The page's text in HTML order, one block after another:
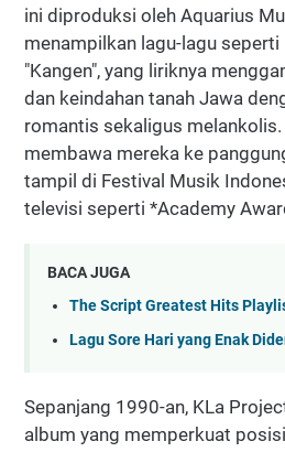
ini diproduksi oleh Aquarius
menampilkan lagu-lagu seperti
"Kangen", yang liriknya
dan keindahan tanah Jawa
romantis sekaligus
membawa mereka ke
tampil di Festival Musik
televisi seperti *Academy
BACA JUGA
The Script Greatest Hits
Lagu Sore Hari yang Enak
Sepanjang 1990-an, KLa
album yang memperkuat